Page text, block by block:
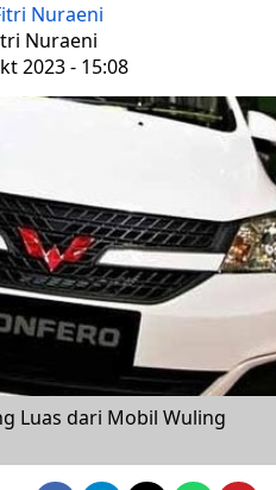
Nuraeni
Nuraeni
2023 - 15:08
Luas dari Mobil Wuling